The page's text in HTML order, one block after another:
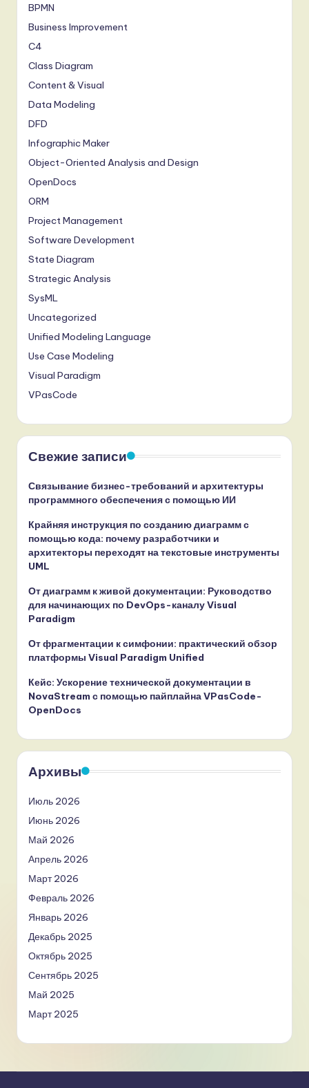
BPMN
Business Improvement
C4
Class Diagram
Content & Visual
Data Modeling
DFD
Infographic Maker
Object-Oriented Analysis and Design
OpenDocs
ORM
Project Management
Software Development
State Diagram
Strategic Analysis
SysML
Uncategorized
Unified Modeling Language
Use Case Modeling
Visual Paradigm
VPasCode
Свежие записи
Связывание бизнес-требований и архитектуры
программного обеспечения с помощью ИИ
Крайняя инструкция по созданию диаграмм с
помощью кода: почему разработчики и
архитекторы переходят на текстовые инструменты
UML
От диаграмм к живой документации: Руководство
для начинающих по DevOps-каналу Visual
Paradigm
От фрагментации к симфонии: практический обзор
платформы Visual Paradigm Unified
Кейс: Ускорение технической документации в
NovaStream с помощью пайплайна VPasCode-
OpenDocs
Архивы
Июль 2026
Июнь 2026
Май 2026
Апрель 2026
Март 2026
Февраль 2026
Январь 2026
Декабрь 2025
Октябрь 2025
Сентябрь 2025
Май 2025
Март 2025